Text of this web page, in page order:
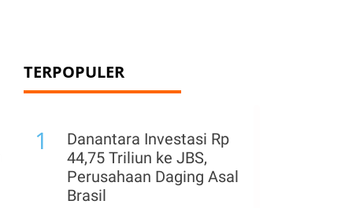
TERPOPULER
1
Danantara Investasi Rp
44,75 Triliun ke JBS,
Perusahaan Daging Asal
Brasil